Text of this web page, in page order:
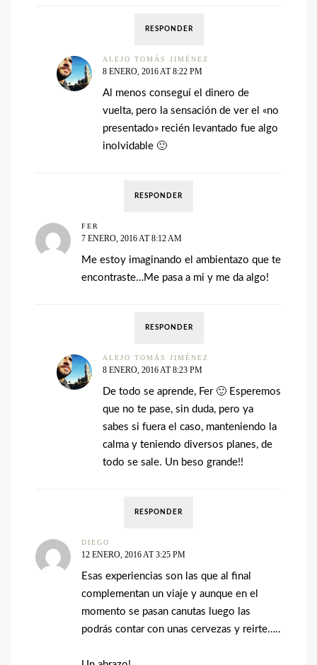
RESPONDER
ALEJO TOMÁS JIMÉNEZ
8 ENERO, 2016 AT 8:22 PM
Al menos conseguí el dinero de
vuelta, pero la sensación de ver el «no
presentado» recién levantado fue algo
inolvidable 🙂
RESPONDER
FER
7 ENERO, 2016 AT 8:12 AM
Me estoy imaginando el ambientazo que te
encontraste…Me pasa a mi y me da algo!
RESPONDER
ALEJO TOMÁS JIMÉNEZ
8 ENERO, 2016 AT 8:23 PM
De todo se aprende, Fer 🙂 Esperemos
que no te pase, sin duda, pero ya
sabes si fuera el caso, manteniendo la
calma y teniendo diversos planes, de
todo se sale. Un beso grande!!
RESPONDER
DIEGO
12 ENERO, 2016 AT 3:25 PM
Esas experiencias son las que al final
complementan un viaje y aunque en el
momento se pasan canutas luego las
podrás contar con unas cervezas y reirte…..